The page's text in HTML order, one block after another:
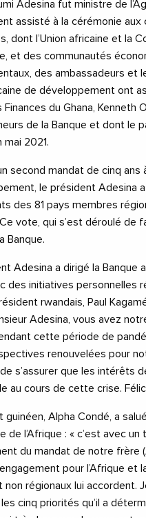
Adesina fut ministre de
assisté à la cérémonie
dont l’Union africaine et la
et des communautés
des ambassadeurs et
de développement ont
du Ghana, Kenneth
de la Banque et dont le
mai 2021.
second mandat de cinq
le président Adesina
des 81 pays membres
Ce vote, qui s’est déroulé
Banque.
Adesina a dirigé la
des initiatives personnelles
rwandais, Paul
Adesina, vous avez
cette période de
renouvelées pour
s’assurer que les intérêts
au cours de cette crise.
guinéen, Alpha Condé, a
de l’Afrique : « c’est avec
du mandat de notre frère
pour l’Afrique et
non régionaux lui accordent.
cinq priorités qu’il a